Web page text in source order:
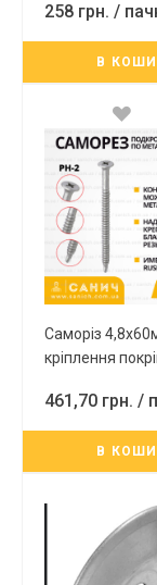
дерев'яних
шайбою EPDM,
258 грн. /
В
Саморіз
кріплення
з головкою під
покриттям
100шт Wkret-
461,70 грн. /
В